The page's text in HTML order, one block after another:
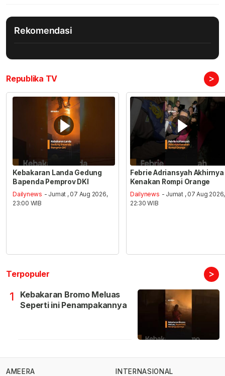
Rekomendasi
Republika TV >
Kebakaran Landa Gedung
Bapenda Pemprov DKI
Dailynews - Jumat , 07 Aug 2026,
23:00 WIB
Febrie Adriansyah Akhirnya
Kenakan Rompi Orange
Dailynews - Jumat , 07 Aug 2026,
22:30 WIB
Terpopuler >
1
Kebakaran Bromo Meluas
Seperti ini Penampakannya
AMEERA INTERNASIONAL